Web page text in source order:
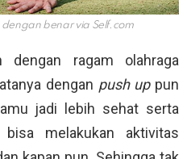
benar viaSelf.com
ragam olahraga
dengan push up pun
jadi lebih sehat serta
melakukan aktivitas